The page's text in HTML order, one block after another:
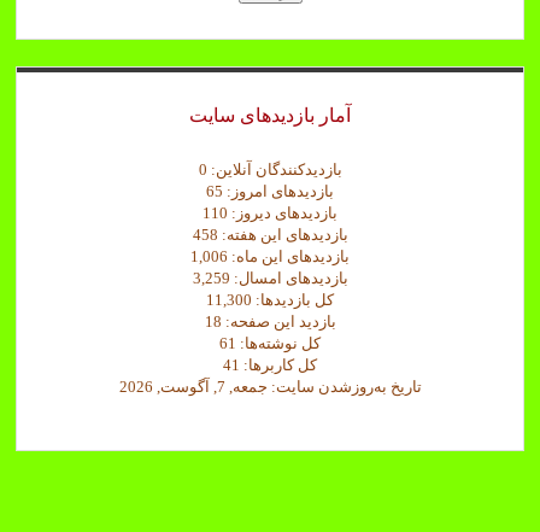
ه
د
آمار بازدیدهای سایت
بازدیدکنندگان آنلاین: 0
بازدیدهای امروز: 65
بازدیدهای دیروز: 110
بازدیدهای این هفته: 458
بازدیدهای این ماه: 1,006
بازدیدهای امسال: 3,259
کل بازدیدها: 11,300
بازدید این صفحه: 18
کل نوشته‌ها: 61
کل کاربرها: 41
تاریخ به‌روزشدن سایت: جمعه, 7, آگوست, 2026